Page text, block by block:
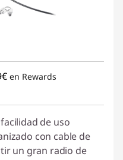
en Rewards
de uso
con cable de
un gran radio de